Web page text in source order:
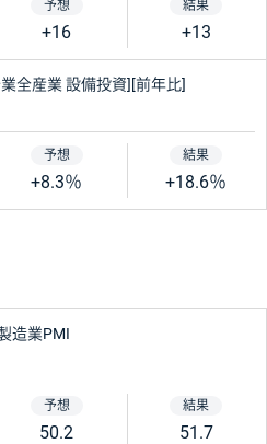
+16 +13
全産業 設備投資][前年比]
+8.3％ +18.6％
造業PMI
50.2 51.7